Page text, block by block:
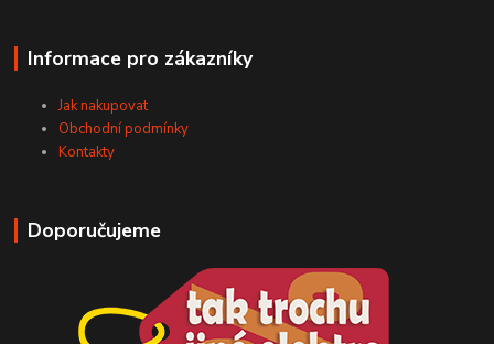
Informace pro zákazníky
Jak nakupovat
Obchodní podmínky
Kontakty
Doporučujeme